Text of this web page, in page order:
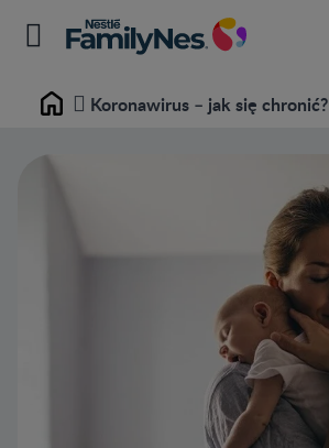
Home Koronawirus – jak się chronić?